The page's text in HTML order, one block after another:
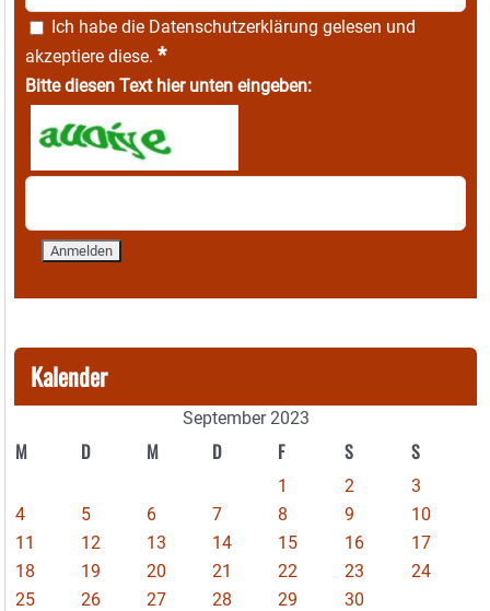
Ich habe die Datenschutzerklärung gelesen und
akzeptiere diese. *
Bitte diesen Text hier unten eingeben:
Kalender
September 2023
M D M D F S S
1 2
3
4
5 6 7 8 9
10
11
12 13 14 15 16
17
18
19 20 21 22 23
24
25
26 27 28 29
30